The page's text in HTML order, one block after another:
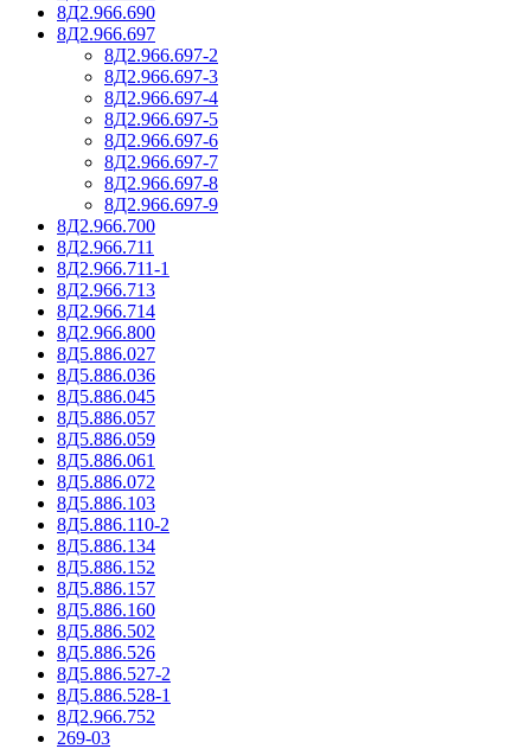
8Д2.966.690
8Д2.966.697
8Д2.966.697-2
8Д2.966.697-3
8Д2.966.697-4
8Д2.966.697-5
8Д2.966.697-6
8Д2.966.697-7
8Д2.966.697-8
8Д2.966.697-9
8Д2.966.700
8Д2.966.711
8Д2.966.711-1
8Д2.966.713
8Д2.966.714
8Д2.966.800
8Д5.886.027
8Д5.886.036
8Д5.886.045
8Д5.886.057
8Д5.886.059
8Д5.886.061
8Д5.886.072
8Д5.886.103
8Д5.886.110-2
8Д5.886.134
8Д5.886.152
8Д5.886.157
8Д5.886.160
8Д5.886.502
8Д5.886.526
8Д5.886.527-2
8Д5.886.528-1
8Д2.966.752
269-03